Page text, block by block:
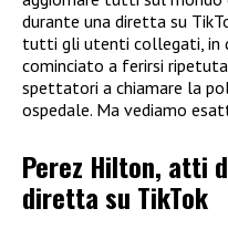
durante una diretta su
tutti gli utenti collegati, in
cominciato a ferirsi
spettatori a chiamare la
ospedale. Ma vediamo
Perez Hilton, atti
diretta su TikTok